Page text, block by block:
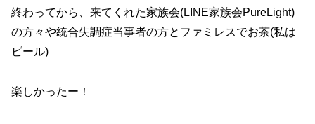
終わってから、来てくれた家族会(LINE家族会PureLight)
の方々や統合失調症当事者の方とファミレスでお茶(私は
ビール)
楽しかったー！